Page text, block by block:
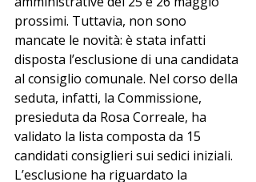
prossimi. Tuttavia, non sono
mancate le novità: è stata infatti
disposta l’esclusione di una candidata
al consiglio comunale. Nel corso della
seduta, infatti, la Commissione,
presieduta da Rosa Correale, ha
validato la lista composta da 15
candidati consiglieri sui sedici iniziali.
L’esclusione ha riguardato la